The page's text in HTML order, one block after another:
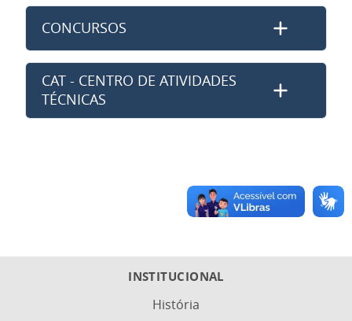
CONCURSOS
CAT - CENTRO DE ATIVIDADES
TÉCNICAS
INSTITUCIONAL
História